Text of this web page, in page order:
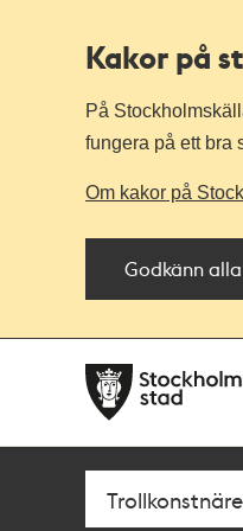
Kakor på
På
fungera på ett bra
Om kakor på
Godkänn
navigationen
huvudinnehållet
Sök